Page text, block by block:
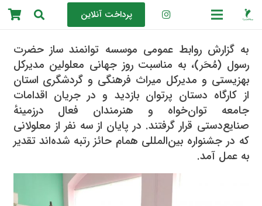
پرداخت آنلاین
به گزارش روابط عمومی موسسه توانمند ساز حضرت
رسول (مُحَر)، به مناسبت روز جهانی معلولین مدیرکل
بهزیستی و مدیرکل میراث فرهنگی و گردشگری استان
از کارگاه دستان پرتوان بازدید و در جریان اقدامات
جامعه توان‌خواه و هنرمندان فعال درزمینهٔ
صنایع‌دستی قرار گرفتند. در پایان از سه نفر از معلولانی
که در جشنواره بین‌المللی همام حائز رتبه شده‌اند تقدیر
به عمل آمد.